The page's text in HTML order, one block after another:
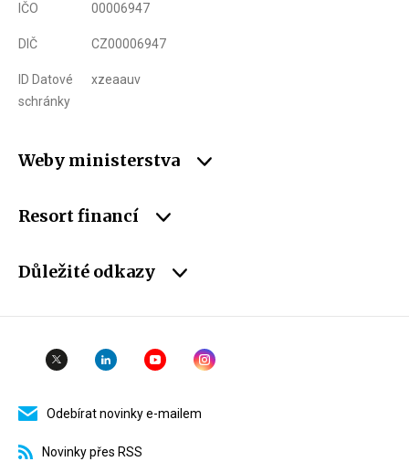
IČO 00006947
DIČ CZ00006947
ID Datové
schránky
xzeaauv
Weby ministerstva
Resort financí
Důležité odkazy
Odebírat novinky e-mailem
Novinky přes RSS